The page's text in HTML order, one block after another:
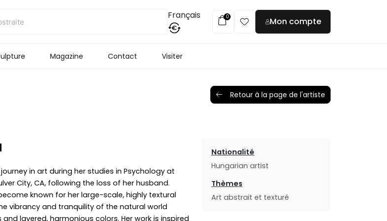
Français
€
0 Mon compte
Magazine Contact Visiter
Retour à la page de l'artiste
in art during her studies in Psychology at
City, CA, following the loss of her husband.
known for her large-scale, highly textural
vibrancy and tranquility of the natural world
layered, harmonious colors. Her work is inspired
Nationalité
Hungarian artist
Thèmes
Art abstrait et texturé